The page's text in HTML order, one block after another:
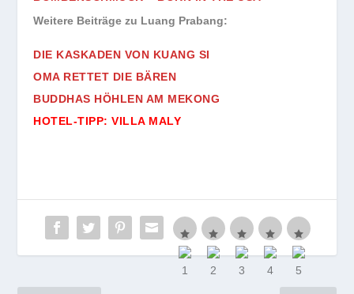
Weitere Beiträge zu Luang Prabang:
DIE KASKADEN VON KUANG SI
OMA RETTET DIE BÄREN
BUDDHAS HÖHLEN AM MEKONG
HOTEL-TIPP: VILLA MALY